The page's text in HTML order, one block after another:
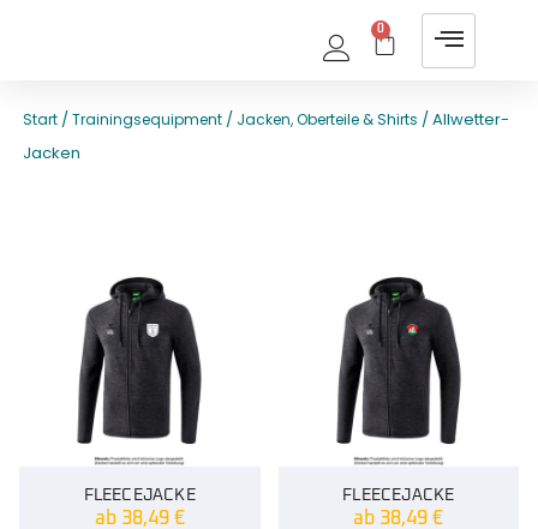
0
Start/Trainingsequipment/ Jacken, Oberteile & Shirts / Allwetter-
Jacken
FLEECEJACKE
ab 38,49 €
FLEECEJACKE
ab 38,49€